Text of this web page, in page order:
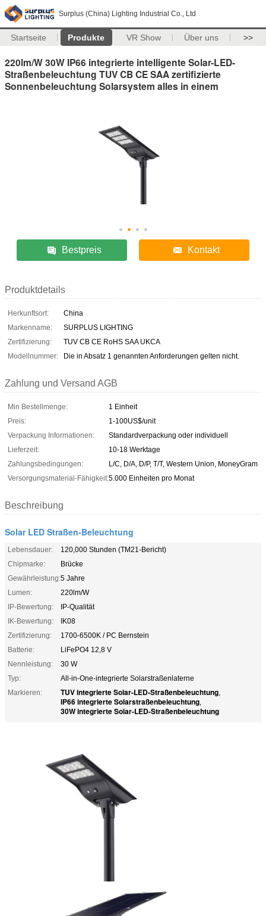
Surplus (China) Lighting Industrial Co., Ltd
Startseite Produkte VR Show Über uns >>
220lm/W 30W IP66 integrierte intelligente Solar-LED-
Straßenbeleuchtung TUV CB CE SAA zertifizierte
Sonnenbeleuchtung Solarsystem alles in einem
Bestpreis Kontakt
Produktdetails
Herkunftsort:
China
Markenname:
SURPLUS LIGHTING
Zertifizierung:
TUV CB CE RoHS SAA UKCA
Modellnummer:
Die in Absatz 1 genannten Anforderungen gelten nicht.
Zahlung und Versand AGB
Min Bestellmenge:
1 Einheit
Preis:
1-100US$/unit
Verpackung Informationen:
Standardverpackung oder individuell
Lieferzeit:
10-18 Werktage
Zahlungsbedingungen:
L/C, D/A, D/P, T/T, Western Union, MoneyGram
Versorgungsmaterial-Fähigkeit:5.000 Einheiten pro Monat
Beschreibung
Solar LED Straßen-Beleuchtung
Lebensdauer:
120,000 Stunden (TM21-Bericht)
Chipmarke:
Brücke
Gewährleistung:5 Jahre
Lumen:
220lm/W
IP-Bewertung:
IP-Qualität
IK-Bewertung:
IK08
Zertifizierung:
1700-6500K / PC Bernstein
Batterie:
LiFePO4 12,8 V
Nennleistung:
30 W
Typ:
All-in-One-integrierte Solarstraßenlaterne
Markieren:
TUV integrierte Solar-LED-Straßenbeleuchtung,
IP66 integrierte Solarstraßenbeleuchtung,
30W integrierte Solar-LED-Straßenbeleuchtung